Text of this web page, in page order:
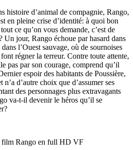
histoire d’animal de compagnie, Rango,
en pleine crise d’identité: à quoi bon
ce qu’on vous demande, c’est de
Un jour, Rango échoue par hasard dans
l’Ouest sauvage, où de sournoises
régner la terreur. Contre toute attente,
pas par son courage, comprend qu’il
espoir des habitants de Poussière,
d’autre choix que d’assumer ses
des personnages plus extravagants
va‐t‐il devenir le héros qu’il se
film Rango en full HD VF